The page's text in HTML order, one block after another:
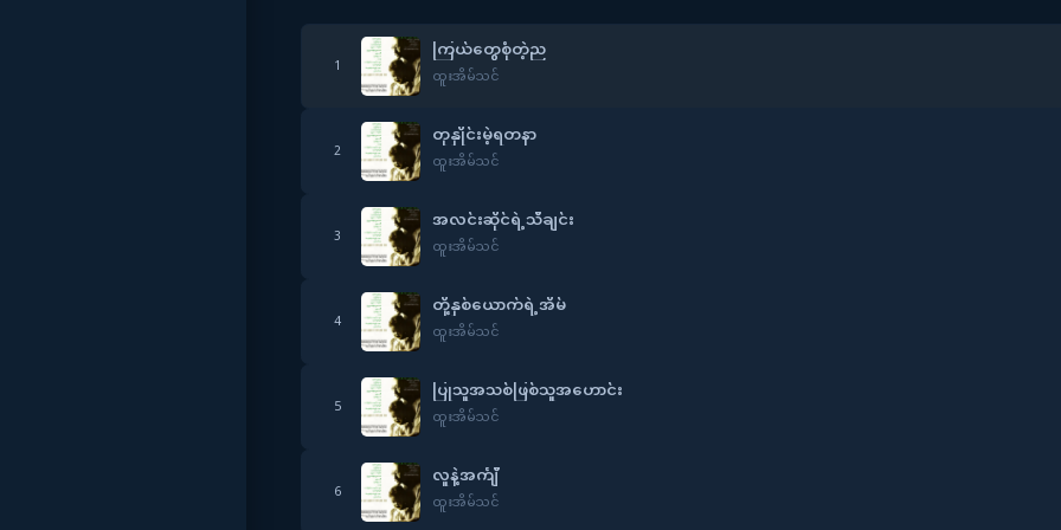
1 ကြယ်တွေစုံတဲ့ည
ထူးအိမ်သင်
2 တုနှိုင်းမဲ့ရတနာ
ထူးအိမ်သင်
3 အလင်းဆိုင်ရဲ့သီချင်း
ထူးအိမ်သင်
4 တို့နှစ်ယောက်ရဲ့အိမ်
ထူးအိမ်သင်
5 ပြုသူအသစ်ဖြစ်သူအဟောင်း
ထူးအိမ်သင်
6 လူနဲ့အင်္ကျီ
ထူးအိမ်သင်